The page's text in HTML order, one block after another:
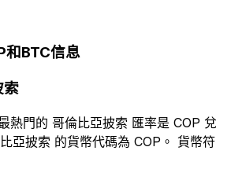
和BTC信息
索
熱門的 哥倫比亞披索 匯率是 COP 兌
亞披索 的貨幣代碼為 COP。 貨幣符